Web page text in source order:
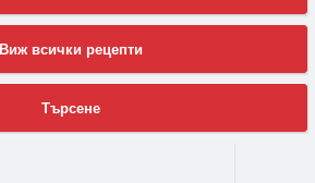
Виж всички рецепти
Търсене